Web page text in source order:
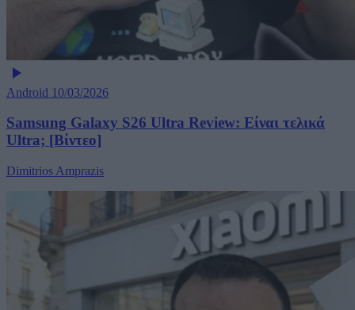
Android 10/03/2026
Samsung Galaxy S26 Ultra Review: Είναι τελικά
Ultra; [Βίντεο]
Dimitrios Amprazis